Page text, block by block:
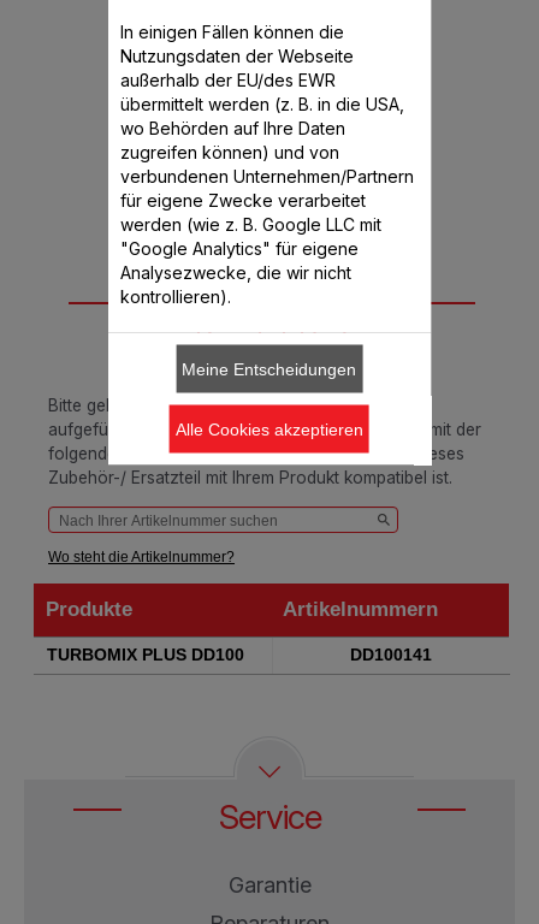
Verfügbare Menge.
€ 5,99
In den Warenkorb legen
Passend für 1
Produkt(e)
Bitte geben Sie Ihre Artikelnummer in das unten
aufgeführte Suchfeld ein oder gleichen Sie diese mit der
folgenden Tabelle ab, um sicherzustellen, dass dieses
Zubehör-/ Ersatzteil mit Ihrem Produkt kompatibel ist.
Wo steht die Artikelnummer?
Produkte
Artikelnummern
Produkte
Artikelnummern
TURBOMIX PLUS DD100 DD100141
Service
Garantie
In einigen Fällen können die
Nutzungsdaten der Webseite
außerhalb der EU/des EWR
übermittelt werden (z. B. in die USA,
wo Behörden auf Ihre Daten
zugreifen können) und von
verbundenen Unternehmen/Partnern
für eigene Zwecke verarbeitet
werden (wie z. B. Google LLC mit
"Google Analytics" für eigene
Analysezwecke, die wir nicht
kontrollieren).
Meine Entscheidungen
Alle Cookies akzeptieren